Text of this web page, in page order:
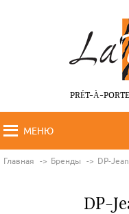
PRÉT-À-
МЕНЮ
Главная Бренды DP-
DP-